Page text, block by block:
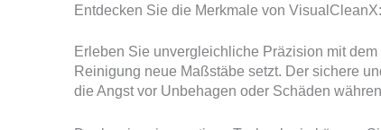
Entdecken Sie die Merkmale von
Erleben Sie unvergleichliche Präzision mit
Reinigung neue Maßstäbe setzt. Der sichere
die Angst vor Unbehagen oder Schäden